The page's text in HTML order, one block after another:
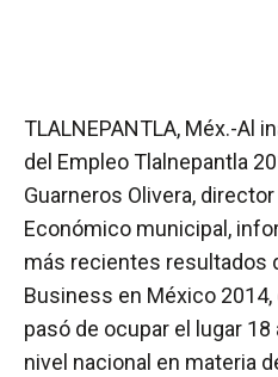
TLALNEPANTLA, Méx.-Al
del Empleo Tlalnepantla
Guarneros Olivera,
Económico municipal,
más recientes resultados
Business en México
pasó de ocupar el lugar
nivel nacional en materia